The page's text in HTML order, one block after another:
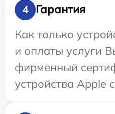
4
Гарантия
Как только
и оплаты услуги
фирменный
устройства Apple